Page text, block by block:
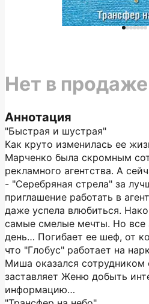
Аннотация
"Быстрая и шустрая"
Как круто изменилась ее
Марченко была скромным
рекламного агентства. А
- "Серебряная стрела" за
приглашение работать в
даже успела влюбиться.
самые смелые мечты. Но все
день… Погибает ее шеф, от
что "Глобус" работает на
Миша оказался
заставляет Женю добыть
информацию…
Нет в продаже